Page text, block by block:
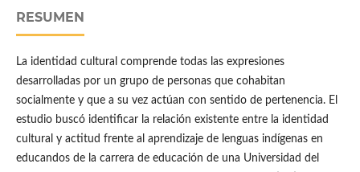
RESUMEN
La identidad cultural comprende todas las expresiones
desarrolladas por un grupo de personas que cohabitan
socialmente y que a su vez actúan con sentido de pertenencia. El
estudio buscó identificar la relación existente entre la identidad
cultural y actitud frente al aprendizaje de lenguas indígenas en
educandos de la carrera de educación de una Universidad del